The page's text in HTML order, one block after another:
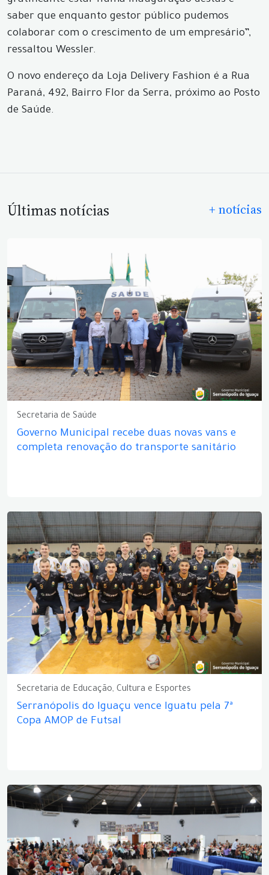
saber que enquanto gestor público pudemos
colaborar com o crescimento de um empresário”,
ressaltou Wessler.
O novo endereço da Loja Delivery Fashion é a Rua
Paraná, 492, Bairro Flor da Serra, próximo ao Posto
de Saúde.
Últimas notícias + notícias
Secretaria de Saúde
Governo Municipal recebe duas novas vans e
completa renovação do transporte sanitário
Secretaria de Educação, Cultura e Esportes
Serranópolis do Iguaçu vence Iguatu pela 7ª
Copa AMOP de Futsal